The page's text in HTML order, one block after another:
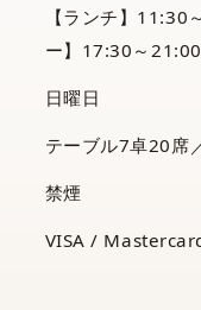
【ランチ】11:30
ー】17:30～
日曜日
テーブル7卓20席
禁煙
VISA /